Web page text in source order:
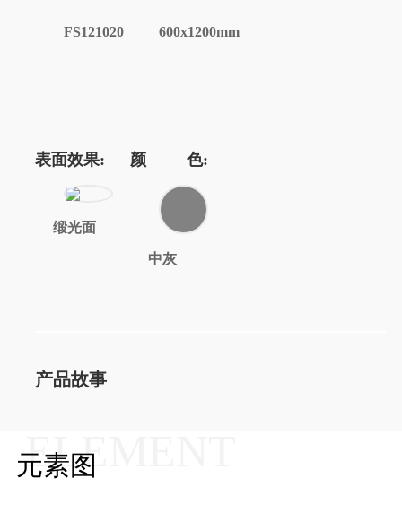
FS121020 600x1200mm
表面效果:
缎光面
颜 色:
中灰
产品故事
元素图
ELEMENT